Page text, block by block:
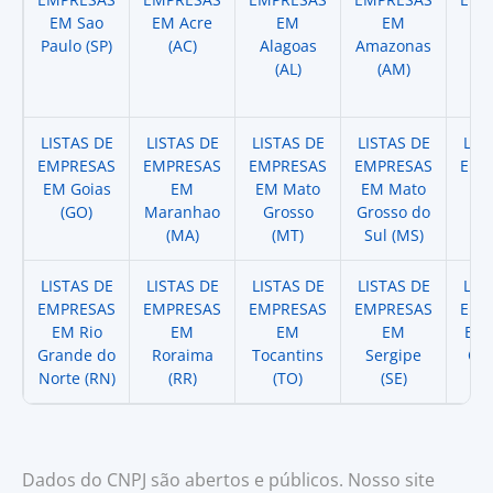
EM Sao
Paulo (SP)
EM Acre
(AC)
EM
Alagoas
(AL)
EM
Amazonas
(AM)
LISTAS DE
EMPRESAS
EM Goias
(GO)
LISTAS DE
EMPRESAS
EM
Maranhao
(MA)
LISTAS DE
EMPRESAS
EM Mato
Grosso
(MT)
LISTAS DE
EMPRESAS
EM Mato
Grosso do
Sul (MS)
LISTAS DE
EMPRESAS
EM Rio
Grande do
Norte (RN)
LISTAS DE
EMPRESAS
EM
Roraima
(RR)
LISTAS DE
EMPRESAS
EM
Tocantins
(TO)
LISTAS DE
EMPRESAS
EM
Sergipe
(SE)
EM
Dados do CNPJ são abertos e públicos. Nosso site